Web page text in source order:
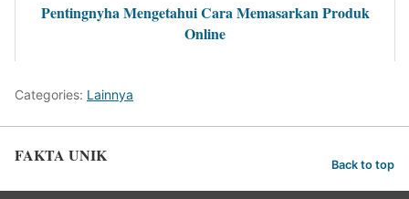
Pentingnyha Mengetahui Cara Memasarkan Produk
Online
Categories: Lainnya
FAKTA UNIK Back to top